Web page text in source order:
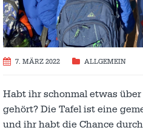
7. MÄRZ 2022 ALLGEMEIN
Habt ihr schonmal etwas über
gehört? Die Tafel ist eine
und ihr habt die Chance